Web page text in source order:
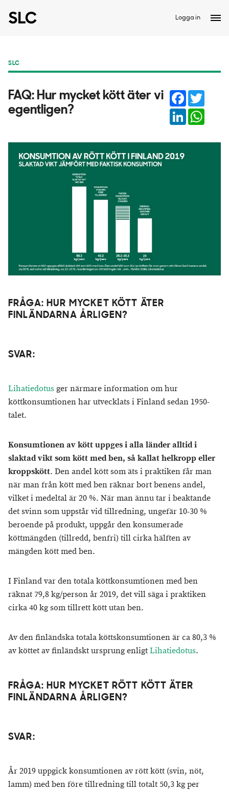
Logga in
SLC
FAQ: Hur mycket kött äter vi
egentligen?
Facebook
LinkedIn
FRÅGA: HUR MYCKET KÖTT ÄTER
FINLÄNDARNA ÅRLIGEN?
SVAR:
Lihatiedotusger närmare information om hur
köttkonsumtionen har utvecklats i Finland sedan 1950-
talet.
Konsumtionen av kött uppges i alla länderalltid i
slaktad vikt som kött med ben, så kallat helkropp eller
kroppskött. Den andel kött som äts i praktiken får man
när man från kött med ben räknar bort benens andel,
vilket i medeltal är 20 %. När man ännu tar i beaktande
det svinn som uppstår vid tillredning, ungefär 10-30 %
beroende på produkt, uppgår den konsumerade
köttmängden (tillredd, benfri) till cirka hälften av
mängden kött med ben.
I Finland var den totala köttkonsumtionen med ben
räknat 79,8 kg/person år 2019, det vill säga i praktiken
cirka 40 kg som tillrett kött utan ben.
Av den finländska totala köttskonsumtionen är ca 80,3 %
av köttet av finländskt ursprung enligtLihatiedotus.
FRÅGA: HUR MYCKET RÖTT KÖTT ÄTER
FINLÄNDARNA ÅRLIGEN?
SVAR:
År 2019 uppgick konsumtionen av rött kött (svin, nöt,
lamm) med ben före tillredning till totalt 50,3 kg per